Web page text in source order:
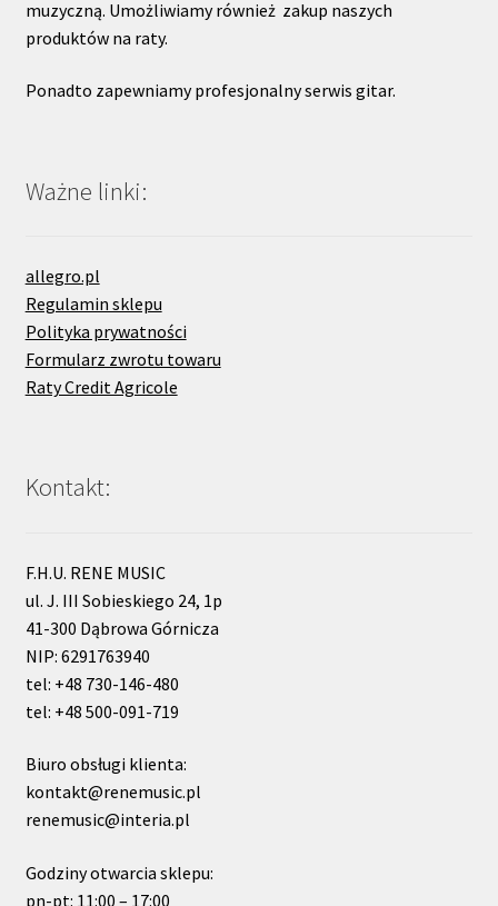
muzyczną. Umożliwiamy również zakup naszych
produktów na raty.
Ponadto zapewniamy profesjonalny serwis gitar.
Ważne linki:
allegro.pl
Regulamin sklepu
Polityka prywatności
Formularz zwrotu towaru
Raty Credit Agricole
Kontakt:
F.H.U. RENE MUSIC
ul. J. III Sobieskiego 24, 1p
41-300 Dąbrowa Górnicza
NIP: 6291763940
tel: +48 730-146-480
tel: +48 500-091-719
Biuro obsługi klienta:
kontakt@renemusic.pl
renemusic@interia.pl
Godziny otwarcia sklepu:
pn-pt: 11:00 – 17:00